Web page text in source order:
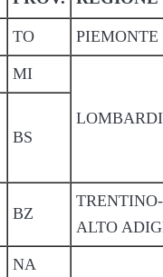
TO PIEMONTE
MI
BS
BZ
TRENTINO-
ALTO
NA